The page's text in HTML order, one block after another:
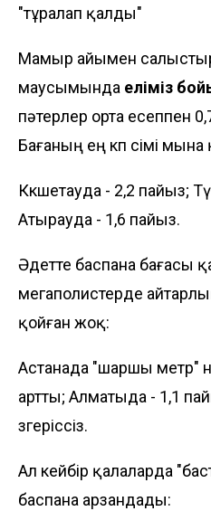
"тұралап қалды"
Мамыр айымен
маусымында еліміз
пәтерлер орта есеппен
Бағаның ең көп өсімі
Көкшетауда - 2,2 пайыз;
Атырауда - 1,6 пайыз.
Әдетте баспана бағасы
мегаполистерде
қойған жоқ:
Астанада "шаршы метр"
артты; Алматыда - 1,1
өзгеріссіз.
Ал кейбір қалаларда
баспана арзандады: